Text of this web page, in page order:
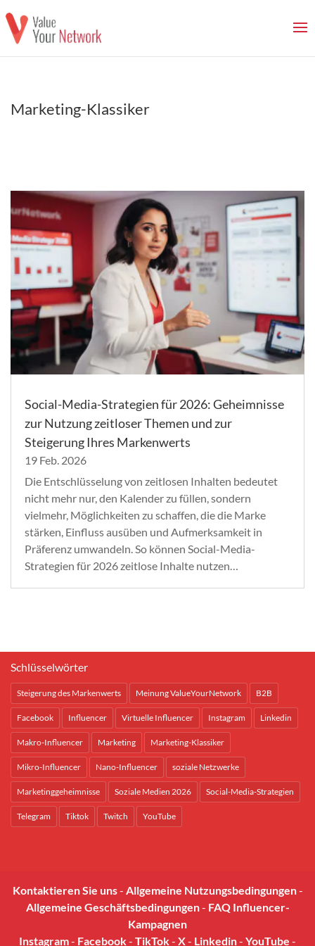
Marketing-Klassiker
Social-Media-Strategien für 2026: Geheimnisse
zur Nutzung zeitloser Themen und zur
Steigerung Ihres Markenwerts
19 Feb. 2026
Die Entschlüsselung von zeitlosen Inhalten bedeutet
nicht mehr nur, den Kalender zu füllen, sondern
vielmehr, Möglichkeiten zu schaffen, die die Marke
stärken, Einfluss ausüben und Aufmerksamkeit in
Präferenz umwandeln. So können Social-Media-
Strategien für 2026 zeitlose Inhalte nutzen…
Schlüsselwörter
Steigerung des Markenwerts Meinung ValueYourNetwork B2B
Facebook Influencer Virtuelle Influencer Instagram Linkedin
Makro-Influencer Marketing Marketing-Klassiker
Mikro-Influencer Nano-Influencer soziale Netzwerke
Marketinggeheimnisse Soziale Medien 2026 Social-Media-Strategien
Telegram Tiktok Twitch YouTube
Kontaktieren Sie uns- Allgemeine Nutzungsbedingungen-
Allgemeine Geschäftsbedingungen- FAQ Influencer-
Kampagnen
Instagram- Facebook- TikTok- X- Linkedin- YouTube -